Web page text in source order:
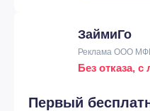
ЗаймиГо
Реклама ООО
Без отказа,
Первый